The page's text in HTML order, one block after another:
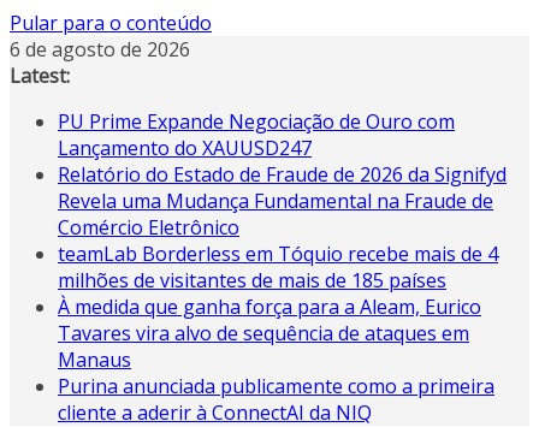
Pular para o conteúdo
6 de agosto de 2026
Latest:
PU Prime Expande Negociação de Ouro com
Lançamento do XAUUSD247
Relatório do Estado de Fraude de 2026 da Signifyd
Revela uma Mudança Fundamental na Fraude de
Comércio Eletrônico
teamLab Borderless em Tóquio recebe mais de 4
milhões de visitantes de mais de 185 países
À medida que ganha força para a Aleam, Eurico
Tavares vira alvo de sequência de ataques em
Manaus
Purina anunciada publicamente como a primeira
cliente a aderir à ConnectAI da NIQ